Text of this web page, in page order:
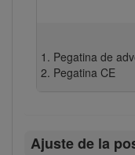
Pegatina de
Pegatina CE
Ajuste de la